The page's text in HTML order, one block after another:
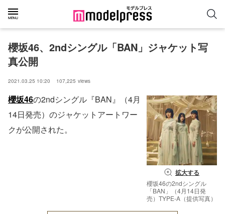
櫻坂46、2ndシングル「BAN」ジャケット写
真公開
2021.03.25 10:20 107,225 views
拡大する
櫻坂46の2ndシングル
「BAN」（4月14日発
売）TYPE-A（提供写真）
櫻坂46の2ndシングル『BAN』（4月
14日発売）のジャケットアートワー
クが公開された。